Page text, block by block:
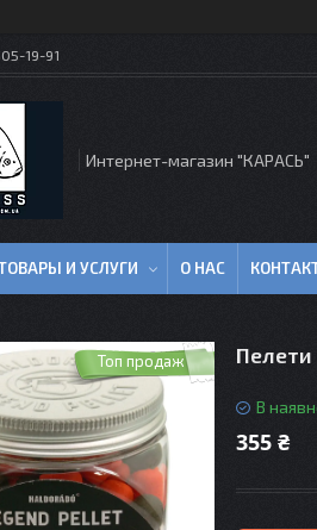
19-91
Интернет-магазин "КАРАСЬ"
И УСЛУГИ О НАС
Топ продаж
В
355 ₴